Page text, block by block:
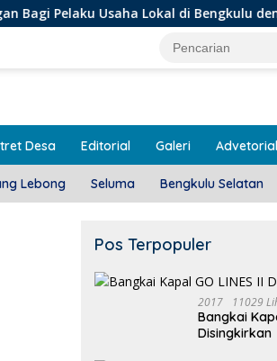
Usaha Lokal di Bengkulu dengan
Desa Editorial Galeri Advetorial
Lebong Seluma Bengkulu Selatan
Pos Terpopuler
2017
11029
Bangkai
Disingkirkan